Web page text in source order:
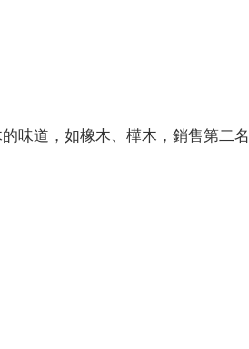
味道，如橡木、樺木，銷售第二名